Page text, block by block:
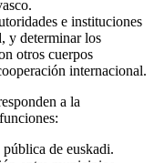
e instituciones
y determinar los
otros cuerpos
internacional.
a la
de euskadi.